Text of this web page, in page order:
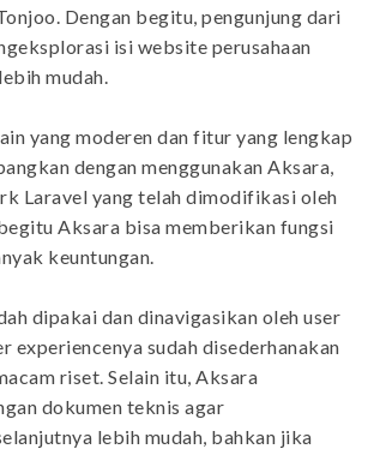
Dengan begitu, pengunjung dari
isi website perusahaan
mudah.
yang moderen dan fitur yang lengkap
dengan menggunakan Aksara,
Laravel yang telah dimodifikasi oleh
Aksara bisa memberikan fungsi
keuntungan.
dipakai dan dinavigasikan oleh user
experiencenya sudah disederhanakan
riset. Selain itu, Aksara
dokumen teknis agar
lebih mudah, bahkan jika